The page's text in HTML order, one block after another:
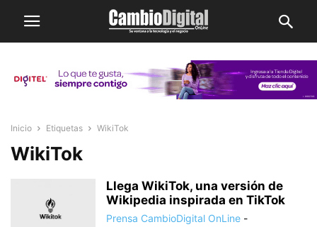
Inicio Etiquetas WikiTok
WikiTok
Llega WikiTok, una versión de
Wikipedia inspirada en TikTok
Prensa CambioDigital OnLine -